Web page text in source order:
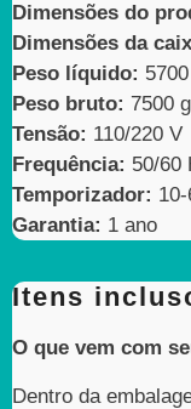
Dimensões do
Dimensões da
Peso líquido:
Peso bruto: 7500 g
Tensão: 110/220 V
Frequência: 50/60
Temporizador:
Garantia: 1 ano
Itens
O que vem com
Dentro da